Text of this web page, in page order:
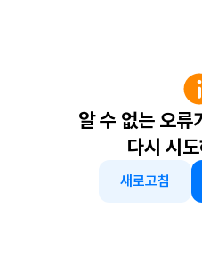
알 수 없는 오류
다시 시
새로고침